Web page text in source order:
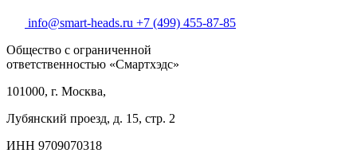
info@smart-heads.ru +7 (499) 455-87-85
Общество с ограниченной
ответственностью «Смартхэдс»
101000, г. Москва,
Лубянский проезд, д. 15, стр. 2
ИНН 9709070318